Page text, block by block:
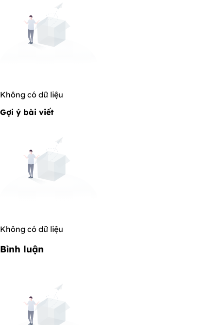
Không có dữ liệu
Gợi ý bài viết
Không có dữ liệu
Bình luận